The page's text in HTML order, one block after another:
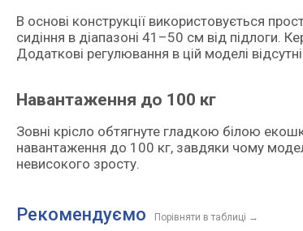
В основі конструкції використовується
сидіння в діапазоні 41–50 см від підлоги.
Додаткові регулювання в цій моделі
Навантаження до 100 кг
Зовні крісло обтягнуте гладкою білою
навантаження до 100 кг, завдяки чому
невисокого зросту.
Рекомендуємо Порівняти в таблиці →